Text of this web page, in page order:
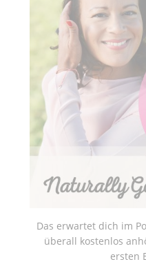
Das erwartet dich im
überall kostenlos
ersten